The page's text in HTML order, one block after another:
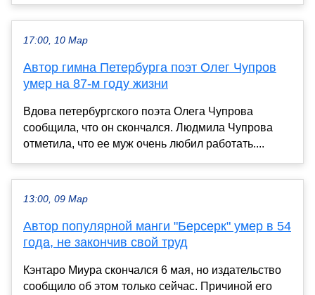
17:00, 10 Мар
Автор гимна Петербурга поэт Олег Чупров
умер на 87-м году жизни
Вдова петербургского поэта Олега Чупрова
сообщила, что он скончался. Людмила Чупрова
отметила, что ее муж очень любил работать....
13:00, 09 Мар
Автор популярной манги "Берсерк" умер в 54
года, не закончив свой труд
Кэнтаро Миура скончался 6 мая, но издательство
сообщило об этом только сейчас. Причиной его